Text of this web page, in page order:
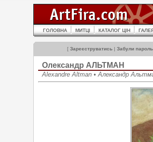
ГОЛОВНА МИТЦІ КАТАЛОГ ЦІН
[ Зареєструватись | Забули
Олександр АЛЬТМАН
Alexandre Altman • Александр